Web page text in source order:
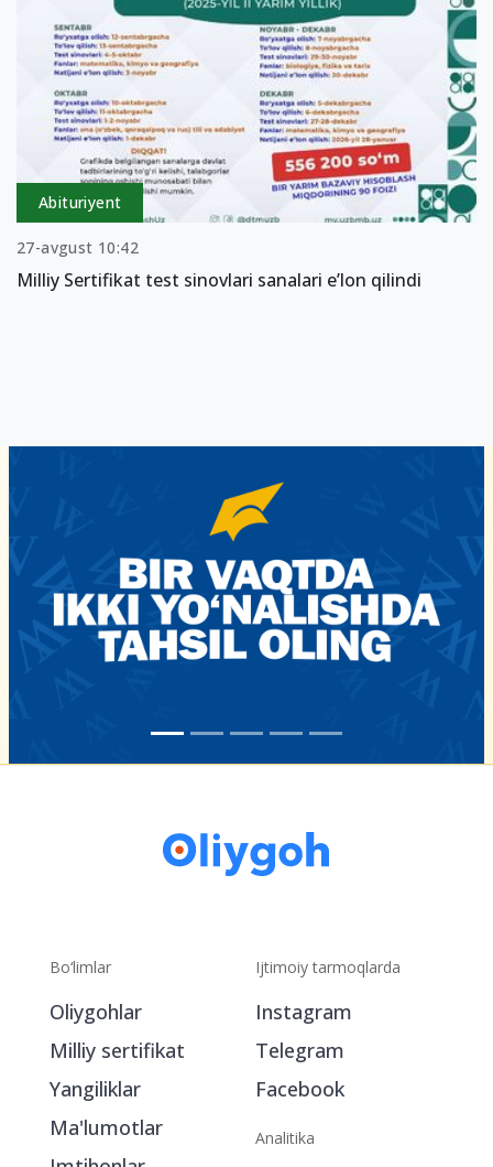
Abituriyent
27-avgust 10:42
Milliy Sertifikat test sinovlari sanalari eʼlon qilindi
Bo‘limlar
Oliygohlar
Milliy sertifikat
Yangiliklar
Ma'lumotlar
Ijtimoiy tarmoqlarda
Instagram
Telegram
Facebook
Analitika